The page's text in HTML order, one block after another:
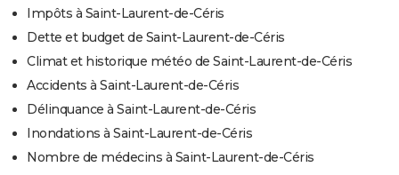
Impôts à Saint-Laurent-de-Céris
Dette et budget de Saint-Laurent-de-Céris
Climat et historique météo de Saint-Laurent-de-Céris
Accidents à Saint-Laurent-de-Céris
Délinquance à Saint-Laurent-de-Céris
Inondations à Saint-Laurent-de-Céris
Nombre de médecins à Saint-Laurent-de-Céris